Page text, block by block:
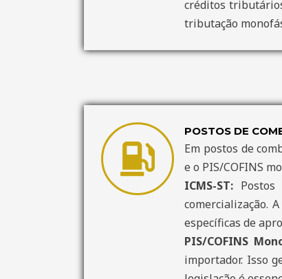
créditos
tributação
POSTOS DE
Em postos de
e o PIS/COFINS
ICMS-ST:
comercialização.
específicas de
PIS/COFINS
importador. Isso